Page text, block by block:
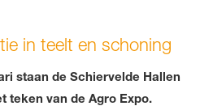
in teelt en schoning
staan de Schiervelde Hallen
teken van de Agro Expo.